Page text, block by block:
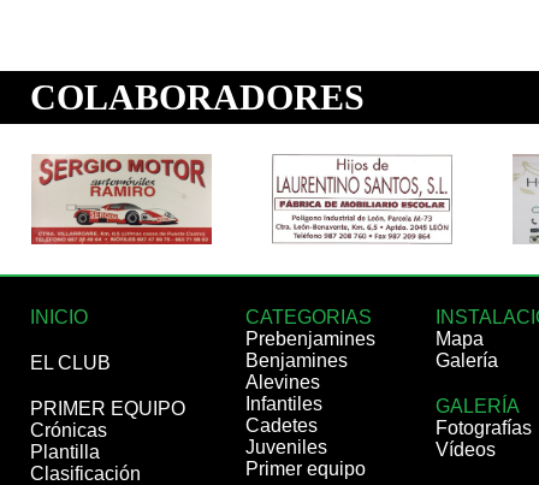
INICIO
EL CLUB
PRIMER EQUIPO
Crónicas
Plantilla
Clasificación
CATEGORIAS
Prebenjamines
Benjamines
Alevines
Infantiles
Cadetes
Juveniles
Primer equipo
Mapa
Galería
GALERÍA
Fotografías
Vídeos